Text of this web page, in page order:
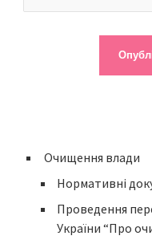
Очищення влади
Нормативні
Проведення
України “Про